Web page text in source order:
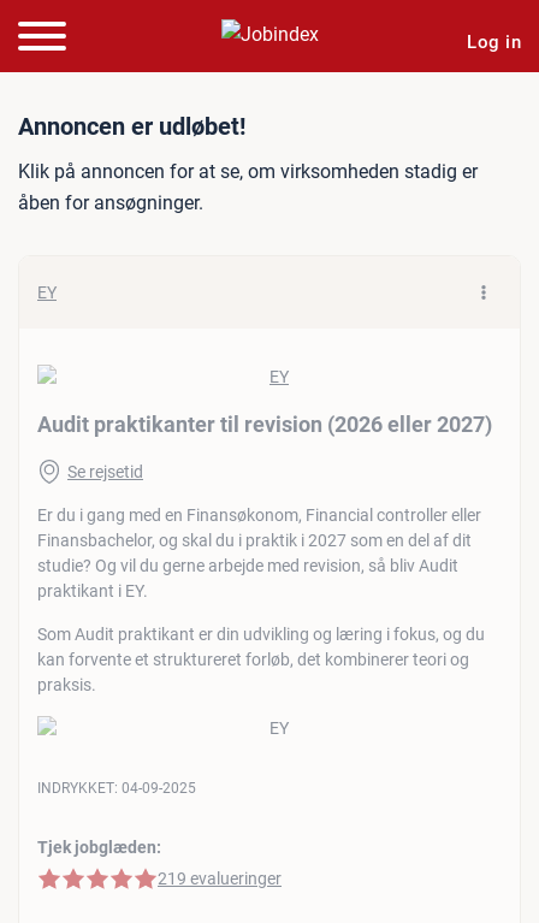
Log in
Jobannonce: Audit
Annoncen er udløbet!
Klik på annoncen for at se, om virksomheden stadig er
åben for ansøgninger.
EY
Audit praktikanter til revision (2026 eller 2027)
Se rejsetid
Er du i gang med en Finansøkonom, Financial controller eller
Finansbachelor, og skal du i praktik i 2027 som en del af dit
studie? Og vil du gerne arbejde med revision, så bliv Audit
praktikant i EY.
Som Audit praktikant er din udvikling og læring i fokus, og du
kan forvente et struktureret forløb, det kombinerer teori og
praksis.
Tjek jobglæden:
5 af 5 stjerner
219 evalueringer
INDRYKKET: 04-09-2025